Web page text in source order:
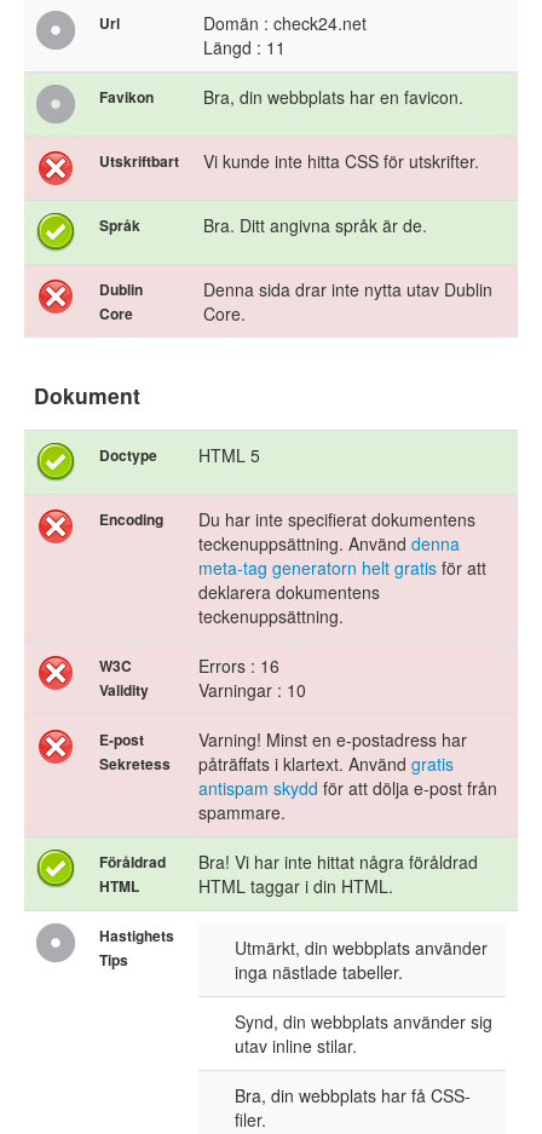
Url
Domän : check24.net
Längd : 11
Favikon Bra, din webbplats har en favicon.
Utskriftbart Vi kunde inte hitta CSS för utskrifter.
Språk Bra. Ditt angivna språk är de.
Dublin
Core
Denna sida drar inte nytta utav Dublin
Core.
Dokument
Doctype HTML 5
Encoding
Du har inte specifierat dokumentens
teckenuppsättning. Använd denna
meta-tag generatorn helt gratis för att
deklarera dokumentens
teckenuppsättning.
W3C
Validity
Errors : 16
Varningar : 10
E-post
Sekretess
Varning! Minst en e-postadress har
påträffats i klartext. Använd gratis
antispam skydd för att dölja e-post från
spammare.
Föråldrad
HTML
Bra! Vi har inte hittat några föråldrad
HTML taggar i din HTML.
Hastighets
Tips
Utmärkt, din webbplats använder
inga nästlade tabeller.
Synd, din webbplats använder sig
utav inline stilar.
Bra, din webbplats har få CSS-
filer.